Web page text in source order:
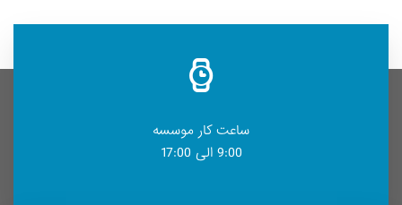
ساعت کار موسسه
9:00 الی 17:00